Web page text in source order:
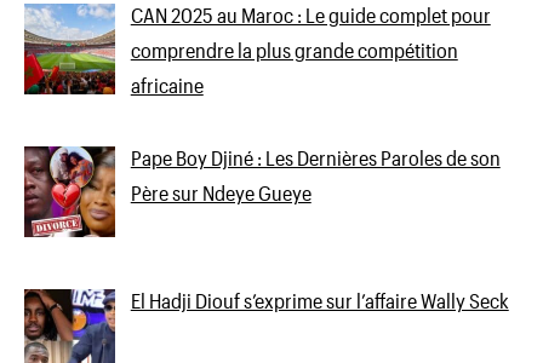
CAN 2025 au Maroc : Le guide complet pour
comprendre la plus grande compétition
africaine
Pape Boy Djiné : Les Dernières Paroles de son
Père sur Ndeye Gueye
El Hadji Diouf s’exprime sur l’affaire Wally Seck